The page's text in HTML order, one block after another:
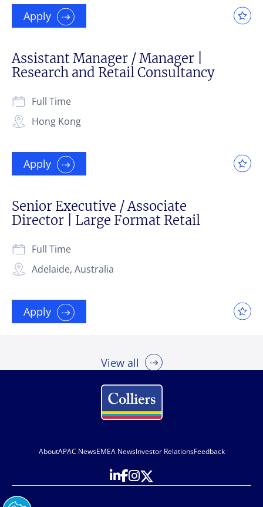
Apply
Assistant Manager / Manager |
Research and Retail Consultancy
Hong Kong
Full Time
Apply
Senior Executive / Associate
Director | Large Format Retail
Adelaide, Australia
Full Time
Apply
View all
AboutAPAC NewsEMEA NewsInvestor RelationsFeedback